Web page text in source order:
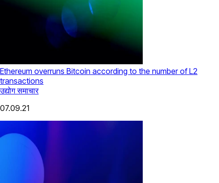
Ethereum overruns Bitcoin according to the number of L2
transactions
उद्योग समाचार
07.09.21